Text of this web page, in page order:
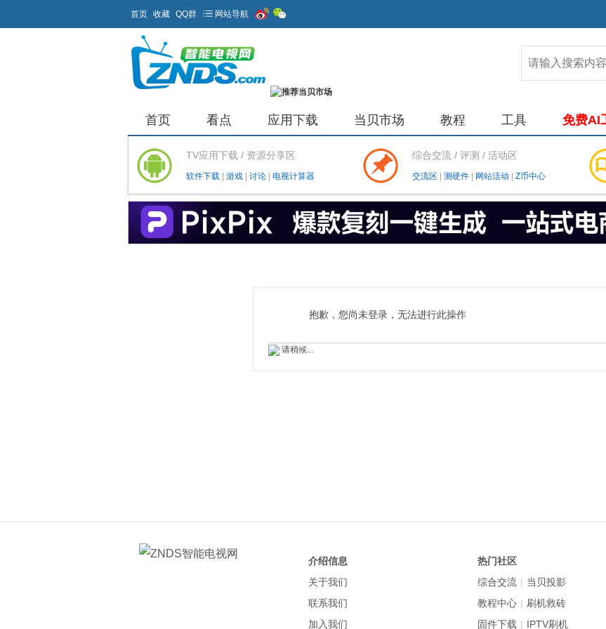
首页 收藏 QQ群 网站导航
首页 看点 应用下载 当贝市场 教程 工具 免费AI
TV应用下载 / 资源分享区
软件下载 游戏 讨论 电视计算器
综合交流 / 评测 / 活动区
交流区 测硬件 网站活动 Z币中心
抱歉，您尚未登录，无法进行此操作
请稍候...
热门社区
综合交流 | 当贝投影
教程中心 | 刷机救砖
固件下载 | IPTV刷机
介绍信息
关于我们
联系我们
加入我们